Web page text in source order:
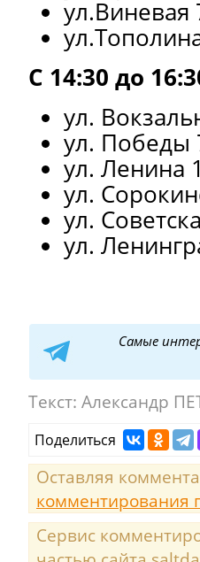
ул.Виневая
С 14:30 до
ул.
ул. Победы
ул. Ленина
ул.
ул.
ул.
Самые
Текст: Александр
Поделиться
Оставляя
комментирования
Сервис